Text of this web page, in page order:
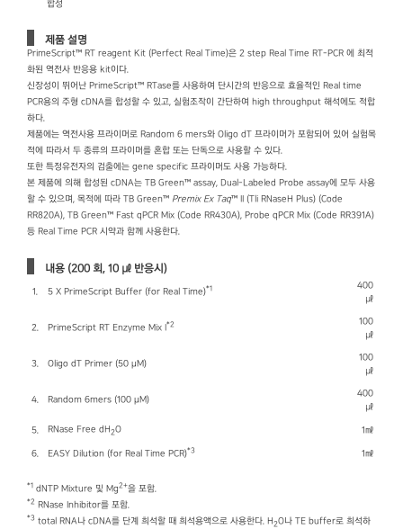
합성
제품 설명
PrimeScript™ RT reagent Kit (Perfect Real Time)은 2 step Real Time RT-PCR 에 최적
화된 역전사 반응용 kit이다.
신장성이 뛰어난 PrimeScript™ RTase를 사용하여 단시간의 반응으로 효율적인 Real time
PCR용의 주형 cDNA를 합성할 수 있고, 실험조작이 간단하여 high throughput 해석에도 적합
하다.
제품에는 역전사용 프라이머로 Random 6 mers와 Oligo dT 프라이머가 포함되어 있어 실험목
적에 따라서 두 종류의 프라이머를 혼합 또는 단독으로 사용할 수 있다.
또한 특정유전자의 검출에는 gene specific 프라이머도 사용 가능하다.
본 제품에 의해 합성된 cDNA는 TB Green™ assay, Dual-Labeled Probe assay에 모두 사용
할 수 있으며, 목적에 따라 TB Green™ Premix Ex Taq™ II (Tli RNaseH Plus) (Code
RR820A), TB Green™ Fast qPCR Mix (Code RR430A), Probe qPCR Mix (Code RR391A)
등 Real Time PCR 시약과 함께 사용한다.
내용 (200 회, 10 ㎕ 반응시)
1. 5 X PrimeScript Buffer (for Real Time)*1
400
㎕
2. PrimeScript RT Enzyme Mix I *2
100
㎕
3. Oligo dT Primer (50 μM)
100
㎕
4. Random 6mers (100 μM)
400
㎕
5. RNase Free dH2O 1㎖
6. EASY Dilution (for Real Time PCR)*3 1㎖
*1 dNTP Mixture 및 Mg2+을 포함.
*2 RNase Inhibitor를 포함.
*3 total RNA나 cDNA를 단계 희석할 때 희석용액으로 사용한다. H2O나 TE buffer로 희석하